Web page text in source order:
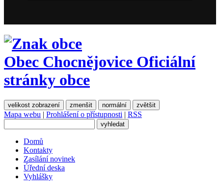
Obec Chocnějovice Oficiální
stránky obce
velikost zobrazení zmenšit normální zvětšit
Mapa webu | Prohlášení o přístupnosti | RSS
Domů
Kontakty
Zasílání novinek
Úřední deska
Vyhlášky